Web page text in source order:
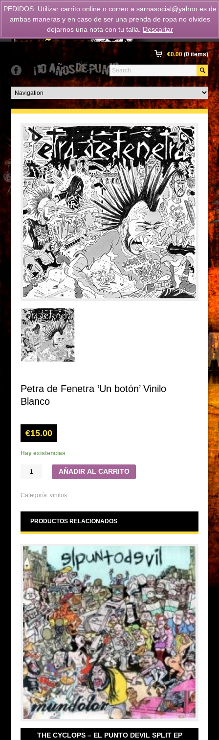
€0.00(0 items)
Petra de Fenetra ‘Un botón’ Vinilo
Blanco
€15.00
Hay existencias
AÑADIR AL CARRITO
Categoría:vinilos
PRODUCTOS RELACIONADOS
THE CYCLOPS – EL PUNTO DEVIL SPLIT EP
PEDIDOS: Utilizar carrito online o correo a sarnasocial@yahoo.es de
ambas maneras y en caso de ser una prenda de ropa no olvides
dejarnos una nota con tu talla.
Descartar